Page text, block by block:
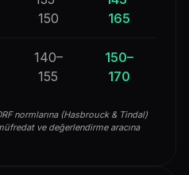
150
165
140–
155
150–
170
normlarına (Hasbrouck & Tindal)
ve değerlendirme aracına